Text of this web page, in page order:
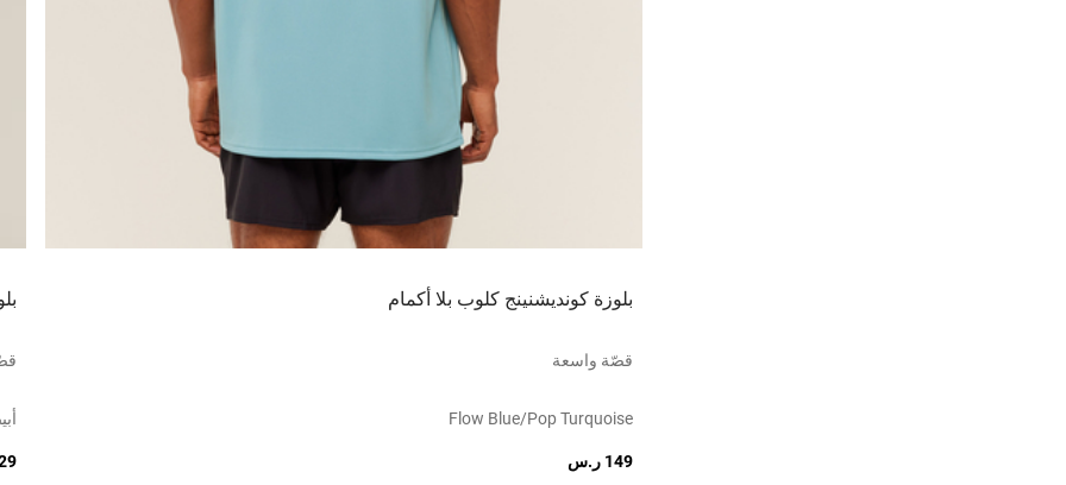
بلوزة كونديشنينج كلوب بلا أكمام
قصّة واسعة
Flow Blue/pop Turquoise
149 ر.س